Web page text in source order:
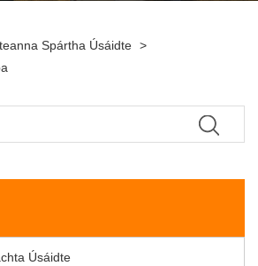
Spártha Úsáidte >
Úsáidte